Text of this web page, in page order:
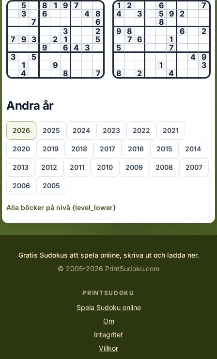
5
8 1 9
7
3
6 4
8
7
6
3
2
7
9 3 2 1
5
9
6 4
3
3
5
1
9
4
8 7
1 2 6
7
4
3 5 9
2
8
9
8 6
2
7 6
1
5
7
4
9
1
3
8
2 4
Andra år
2026 2025 2024 2023 2022 2021
2020 2019 2018 2017 2016 2015 2014
2013 2012 2011 2010 2009 2008 2007
2006 2005
Alla böcker på nivå {level_lower}
Gratis Sudokus att spela online, skriva ut och ladda ner.
© 2005-2026 PrintSudoku.com
PRINTSUDOKU
Spela Sudoku online
Om
Integritet
Villkor